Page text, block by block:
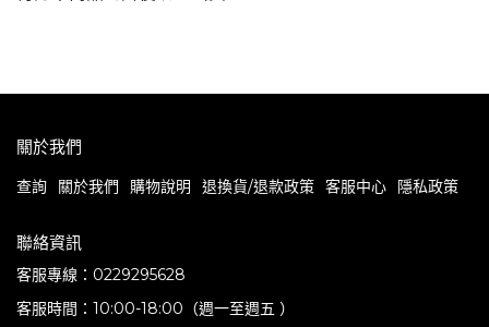
關於我們
查詢 關於我們 購物說明 退換貨/退款政策 客服中心 隱私政策
聯絡資訊
客服專線：0229295628
客服時間：10:00-18:00（週一至週五 ）